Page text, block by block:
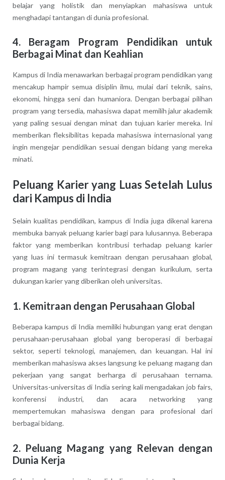
belajar yang holistik dan menyiapkan mahasiswa untuk
menghadapi tantangan di dunia profesional.
4. Beragam Program Pendidikan untuk
Berbagai Minat dan Keahlian
Kampus di India menawarkan berbagai program pendidikan yang
mencakup hampir semua disiplin ilmu, mulai dari teknik, sains,
ekonomi, hingga seni dan humaniora. Dengan berbagai pilihan
program yang tersedia, mahasiswa dapat memilih jalur akademik
yang paling sesuai dengan minat dan tujuan karier mereka. Ini
memberikan fleksibilitas kepada mahasiswa internasional yang
ingin mengejar pendidikan sesuai dengan bidang yang mereka
minati.
Peluang Karier yang Luas Setelah Lulus
dari Kampus di India
Selain kualitas pendidikan, kampus di India juga dikenal karena
membuka banyak peluang karier bagi para lulusannya. Beberapa
faktor yang memberikan kontribusi terhadap peluang karier
yang luas ini termasuk kemitraan dengan perusahaan global,
program magang yang terintegrasi dengan kurikulum, serta
dukungan karier yang diberikan oleh universitas.
1. Kemitraan dengan Perusahaan Global
Beberapa kampus di India memiliki hubungan yang erat dengan
perusahaan-perusahaan global yang beroperasi di berbagai
sektor, seperti teknologi, manajemen, dan keuangan. Hal ini
memberikan mahasiswa akses langsung ke peluang magang dan
pekerjaan yang sangat berharga di perusahaan ternama.
Universitas-universitas di India sering kali mengadakan job fairs,
konferensi industri, dan acara networking yang
mempertemukan mahasiswa dengan para profesional dari
berbagai bidang.
2. Peluang Magang yang Relevan dengan
Dunia Kerja